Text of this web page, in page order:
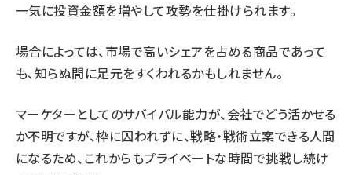
一気に投資金額を増やして攻勢を仕掛けられます。
場合によっては、市場で高いシェアを占める商品であって
も、知らぬ間に足元をすくわれるかもしれません。
マーケターとしてのサバイバル能力が、会社でどう活かせる
か不明ですが、枠に囚われずに、戦略・戦術立案できる人間
になるため、これからもプライベートな時間で挑戦し続け